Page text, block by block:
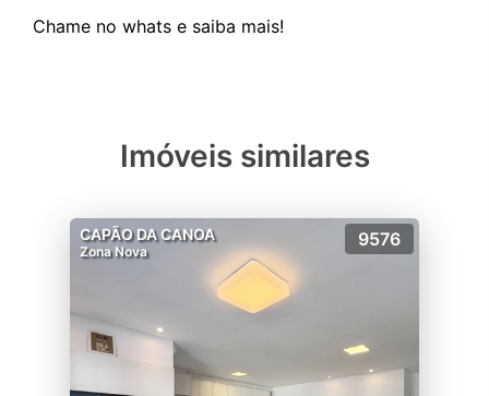
Imóveis similares
CAPÃO DA CANOA
Zona Nova
9576